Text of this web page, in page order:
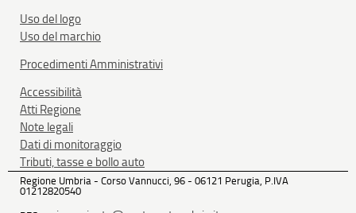
Uso del logo
Uso del marchio
Procedimenti Amministrativi
Accessibilità
Atti Regione
Note legali
Dati di monitoraggio
Tributi, tasse e bollo auto
Regione Umbria - Corso Vannucci, 96 - 06121 Perugia, P.IVA
01212820540